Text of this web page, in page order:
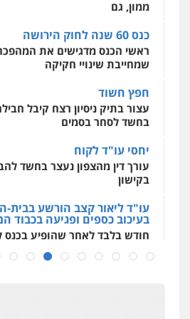
עו"ד יניב זוסמן
0525199949
גל דהן – משרד
פלילי פשיעה חמורה
וחקירות
חנא בולוס – משרד
פלילי פשיעה חמורה
מרכז התחלה
אסירים עבירות מין
לעורכי דין
ממון, גם
כנס 60 שנה לחוק הירושה
ראשי הכנס מדגישים את
שמחייבת שינויי חקיקה
חפץ חשוד
עצור בתיק ניסיון רצח קיבל
בחשד לסחר בסמים
יחסי עו"ד לקוח
עורך דין מהצפון נעצר בחשד
בקישון
עו"ד ליאור קצב הורשע בבית-
בעיכוב כספים ופגיעה בכבוד
חודש בלבד לאחר שהופיע בכנס
קצב הורשע